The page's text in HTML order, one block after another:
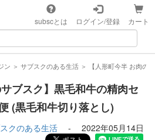
subscとは ログイン/登録 カート
ン ＞ サブスクのある生活 ＞ 【人形町今半 お肉の
ブスク】黒毛和牛の精肉セ
(黒毛和牛切り落とし)
クのある生活 - 2022年05月14日